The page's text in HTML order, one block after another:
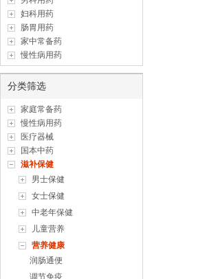
妇科用药
肠胃用药
家中常备药
慢性病用药
分类筛选
家庭常备药
慢性病用药
医疗器械
国本中药
滋补保健
男士保健
女士保健
中老年保健
儿童营养
营养健康
润肠通便
调节免疫